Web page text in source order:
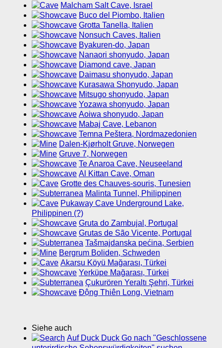
Malcham Salt Cave, Israel
Buco del Piombo, Italien
Grotta Tanella, Italien
Nonsuch Caves, Italien
Byakuren-do, Japan
Nanaori shonyudo, Japan
Diamond cave, Japan
Daimasu shonyudo, Japan
Kurasawa Shonyudo, Japan
Mitsugo shonyudo, Japan
Yozawa shonyudo, Japan
Aoiwa shonyudo, Japan
Mabaj Cave, Lebanon
Temna Peštera, Nordmazedonien
Dalen-Kjørholt Gruve, Norwegen
Gruve 7, Norwegen
Te Anaroa Cave, Neuseeland
Al Kittan Cave, Oman
Grotte des Chauves-souris, Tunesien
Malinta Tunnel, Philippinen
Pukaway Cave Underground Lake,
Philippinen (?)
Gruta do Zambujal, Portugal
Grutas de São Vicente, Portugal
Tašmajdanska pećina, Serbien
Bergrum Boliden, Schweden
Akarsu Köyü Mağarası, Türkei
Yerküpe Mağarası, Türkei
Çukurören Yeraltı Şehri, Türkei
Động Thiên Long, Vietnam
Siehe auch
Auf Duck Duck Go nach "Geschlossene